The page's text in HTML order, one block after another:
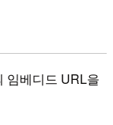
임베디드 URL을